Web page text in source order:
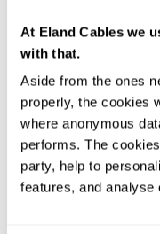
At Eland Cables we
with that.
Aside from the ones
properly, the cookies
where anonymous
performs. The
party, help to
features, and analyse
Die Website kann
Weder Eland Cables
verlinkten Websites
Cables stellt diese
macht sich die
verlinkten Websites
entschließen, auf
auf der Website